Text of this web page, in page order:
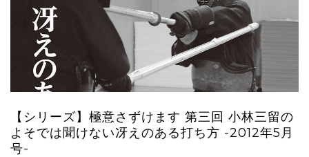
【シリーズ】極意さずけます 第三回 小林三留の
よそでは聞けない冴えのある打ち方 -2012年5月
号-